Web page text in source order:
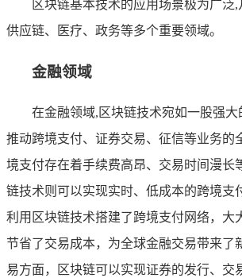
区块链基本技术的应用场景极为广泛,
供应链、医疗、政务等多个重要领域。
金融领域
在金融领域,区块链技术宛如一股强
推动跨境支付、证券交易、征信等业务的
境支付存在着手续费高昂、交易时间漫长
链技术则可以实现实时、低成本的跨境支
利用区块链技术搭建了跨境支付网络，大
节省了交易成本，为全球金融交易带来了
易方面，区块链可以实现证券的发行、交